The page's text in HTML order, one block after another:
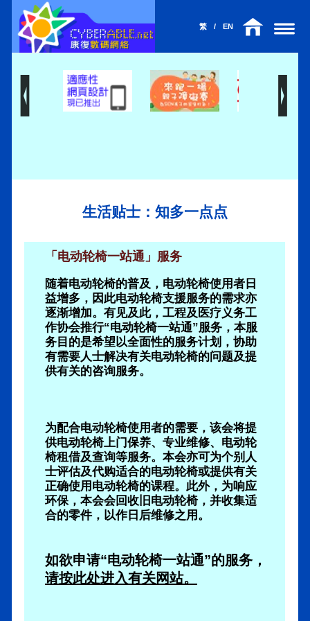
繁 / EN
生活贴士：知多一点点
「电动轮椅一站通」服务
随着电动轮椅的普及，电动轮椅使用者日
益增多，因此电动轮椅支援服务的需求亦
逐渐增加。有见及此，工程及医疗义务工
作协会推行“电动轮椅一站通”服务，本服
务目的是希望以全面性的服务计划，协助
有需要人士解决有关电动轮椅的问题及提
供有关的咨询服务。
为配合电动轮椅使用者的需要，该会将提
供电动轮椅上门保养、专业维修、电动轮
椅租借及查询等服务。本会亦可为个别人
士评估及代购适合的电动轮椅或提供有关
正确使用电动轮椅的课程。此外，为响应
环保，本会会回收旧电动轮椅，并收集适
合的零件，以作日后维修之用。
如欲申请“电动轮椅一站通”的服务，
请按此处进入有关网站。